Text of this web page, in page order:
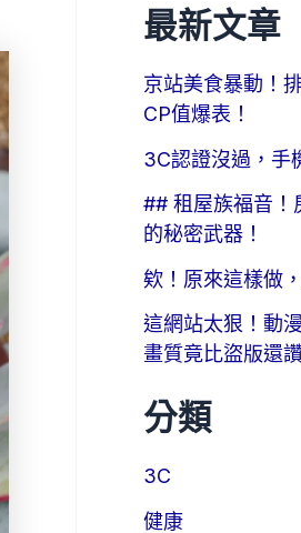
最新文章
京站美食暴動！
CP值爆表！
3C認證沒過，手
## 租屋族福音！
的秘密武器！
欸！原來這樣做
這網站太狠！動
畫質竟比盜版還
分類
3C
健康